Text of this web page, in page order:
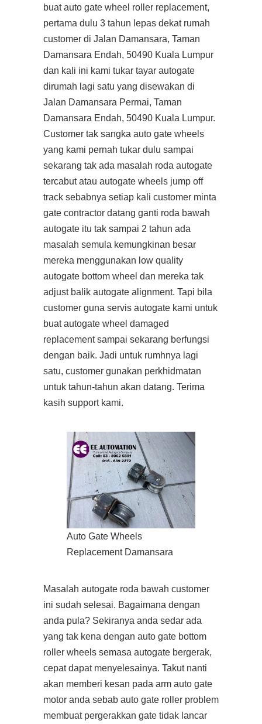
buat auto gate wheel roller replacement,
pertama dulu 3 tahun lepas dekat rumah
customer di Jalan Damansara, Taman
Damansara Endah, 50490 Kuala Lumpur
dan kali ini kami tukar tayar autogate
dirumah lagi satu yang disewakan di
Jalan Damansara Permai, Taman
Damansara Endah, 50490 Kuala Lumpur.
Customer tak sangka auto gate wheels
yang kami pernah tukar dulu sampai
sekarang tak ada masalah roda autogate
tercabut atau autogate wheels jump off
track sebabnya setiap kali customer minta
gate contractor datang ganti roda bawah
autogate itu tak sampai 2 tahun ada
masalah semula kemungkinan besar
mereka menggunakan low quality
autogate bottom wheel dan mereka tak
adjust balik autogate alignment. Tapi bila
customer guna servis autogate kami untuk
buat autogate wheel damaged
replacement sampai sekarang berfungsi
dengan baik. Jadi untuk rumhnya lagi
satu, customer gunakan perkhidmatan
untuk tahun-tahun akan datang. Terima
kasih support kami.
Auto Gate Wheels
Replacement Damansara
Masalah autogate roda bawah customer
ini sudah selesai. Bagaimana dengan
anda pula? Sekiranya anda sedar ada
yang tak kena dengan auto gate bottom
roller wheels semasa autogate bergerak,
cepat dapat menyelesainya. Takut nanti
akan memberi kesan pada arm auto gate
motor anda sebab auto gate roller problem
membuat pergerakkan gate tidak lancar